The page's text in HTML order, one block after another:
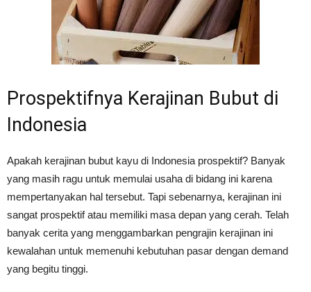
Prospektifnya Kerajinan Bubut di
Indonesia
Apakah kerajinan bubut kayu di Indonesia prospektif? Banyak
yang masih ragu untuk memulai usaha di bidang ini karena
mempertanyakan hal tersebut. Tapi sebenarnya, kerajinan ini
sangat prospektif atau memiliki masa depan yang cerah. Telah
banyak cerita yang menggambarkan pengrajin kerajinan ini
kewalahan untuk memenuhi kebutuhan pasar dengan demand
yang begitu tinggi.